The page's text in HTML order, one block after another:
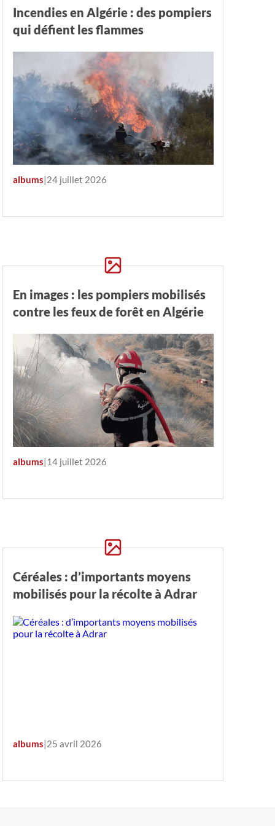
Incendies en Algérie : des pompiers
qui défient les flammes
albums|24 juillet 2026
En images : les pompiers mobilisés
contre les feux de forêt en Algérie
albums|14 juillet 2026
Céréales : d’importants moyens
mobilisés pour la récolte à Adrar
albums|25 avril 2026